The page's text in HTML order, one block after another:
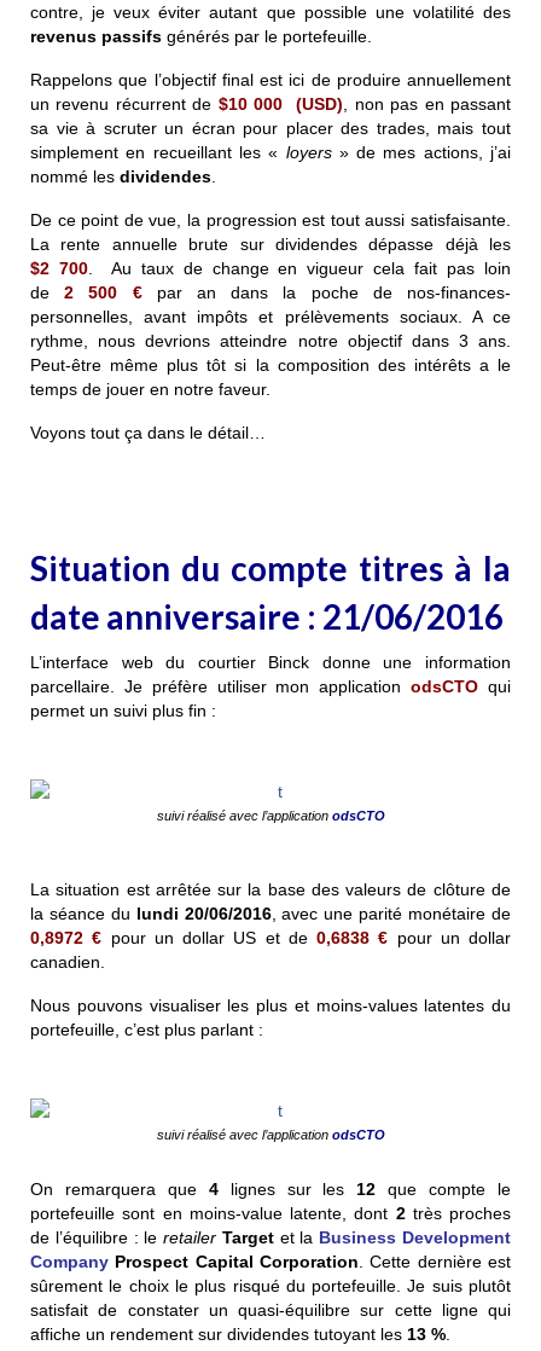
contre, je veux éviter autant que possible une volatilité des
revenus passifs générés par le portefeuille.
Rappelons que l’objectif final est ici de produire annuellement
un revenu récurrent de $10 000 (USD) , non pas en passant
sa vie à scruter un écran pour placer des trades, mais tout
simplement en recueillant les « loyers» de mes actions, j’ai
nommé les dividendes
De ce point de vue, la progression est tout aussi satisfaisante.
La rente annuelle brute sur dividendes dépasse déjà les
$2 700. Au taux de change en vigueur cela fait pas loin
de2 500 €par an dans la poche de nos-finances-
personnelles, avant impôts et prélèvements sociaux. A ce
rythme, nous devrions atteindre notre objectif dans 3 ans.
Peut-être même plus tôt si la composition des intérêts a le
temps de jouer en notre faveur.
Voyons tout ça dans le détail…
Situation du compte titres à la
date anniversaire : 21/06/2016
L’interface web du courtier Binck donne une information
parcellaire. Je préfère utiliser mon applicationodsCTO qui
permet un suivi plus fin :
suivi réalisé avec l’application odsCTO
La situation est arrêtée sur la base des valeurs de clôture de
la séance du lundi 20/06/2016, avec une parité monétaire de
0,8972€ pour un dollar US et de 0,6838€ pour un dollar
canadien.
Nous pouvons visualiser les plus et moins-values latentes du
portefeuille, c’est plus parlant :
suivi réalisé avec l’application odsCTO
On remarquera que 4lignes sur les 12 que compte le
portefeuille sont en moins-value latente, dont 2très proches
de l’équilibre : leretailer Targetet la Business Development
Company Prospect Capital Corporation . Cette dernière est
sûrement le choix le plus risqué du portefeuille. Je suis plutôt
satisfait de constater un quasi-équilibre sur cette ligne qui
affiche un rendement sur dividendes tutoyant les 13 %